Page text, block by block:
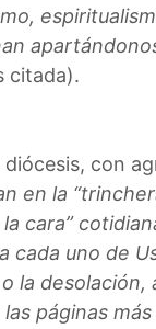
citada).
con
en la
cara”
cada uno de
páginas